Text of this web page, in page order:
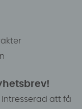
intresserad att få